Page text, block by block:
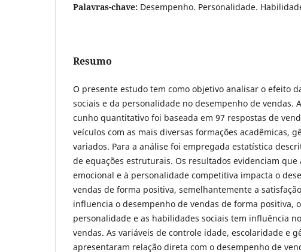
Palavras-chave: Desempenho. Personalidade.
Resumo
O presente estudo tem como objetivo analisar o efeito
sociais e da personalidade no desempenho de vendas.
cunho quantitativo foi baseada em 97 respostas de
veículos com as mais diversas formações acadêmicas,
variados. Para a análise foi empregada estatística
de equações estruturais. Os resultados evidenciam
emocional e à personalidade competitiva impacta o
vendas de forma positiva, semelhantemente a
influencia o desempenho de vendas de forma positiva,
personalidade e as habilidades sociais tem influência
vendas. As variáveis de controle idade, escolaridade e
apresentaram relação direta com o desempenho de